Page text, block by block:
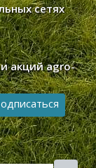
сетях
акций agro-